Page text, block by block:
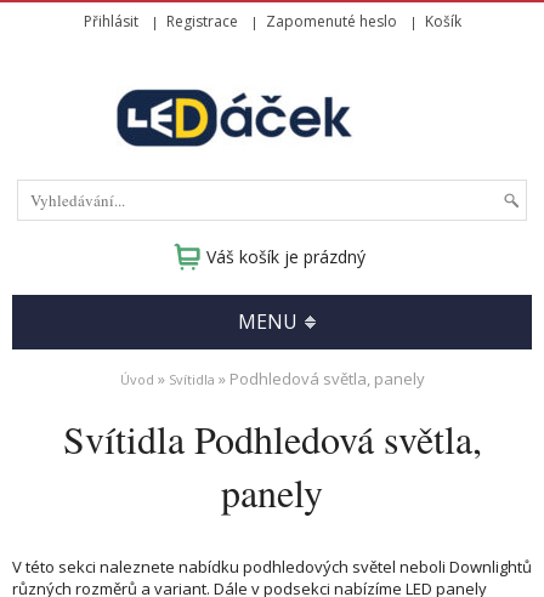
Přihlásit Registrace Zapomenuté heslo Košík
Váš košík je prázdný
MENU
Úvod » Svítidla » Podhledová světla, panely
Svítidla Podhledová světla,
panely
V této sekci naleznete nabídku podhledových světel neboli Downlightů
různých rozměrů a variant. Dále v podsekci nabízíme LED panely